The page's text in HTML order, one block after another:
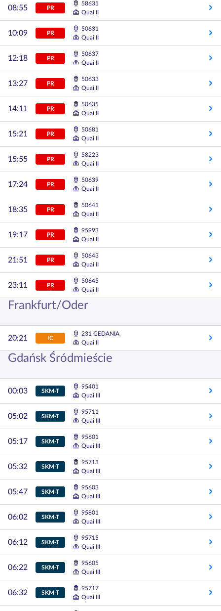
08:55 PR
58631
Quai II
10:09 PR
50631
Quai II
12:18 PR
50637
Quai II
13:27 PR
50633
Quai II
14:11 PR
50635
Quai II
15:21 PR
50681
Quai II
15:55 PR
58223
Quai II
17:24 PR
50639
Quai II
18:35 PR
50641
Quai II
19:17 PR
95993
Quai II
21:51 PR
50643
Quai II
23:11 PR
50645
Quai II
Frankfurt/Oder
20:21 IC
231 GEDANIA
Quai II
Gdańsk Śródmieście
00:03 SKM-T
95401
Quai III
05:02 SKM-T
95711
Quai III
05:17 SKM-T
95601
Quai III
05:32 SKM-T
95713
Quai III
05:47 SKM-T
95603
Quai III
06:02 SKM-T
95801
Quai III
06:12 SKM-T
95715
Quai III
06:22 SKM-T
95605
Quai III
06:32 SKM-T
95717
Quai III